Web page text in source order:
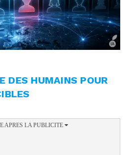
DES HUMAINS POUR